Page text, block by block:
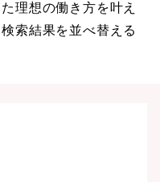
理想の働き方を叶え
索結果を並べ替える